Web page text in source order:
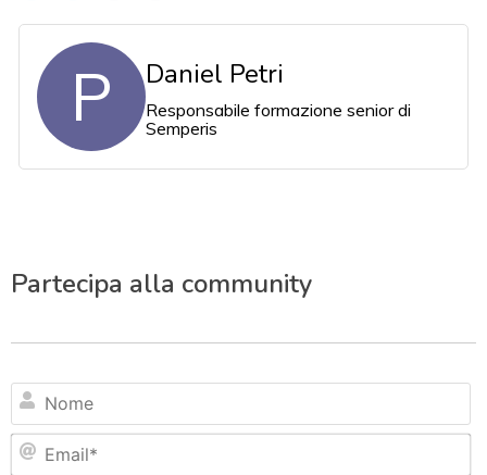
P Daniel Petri
Responsabile formazione senior di
Semperis
Partecipa alla community